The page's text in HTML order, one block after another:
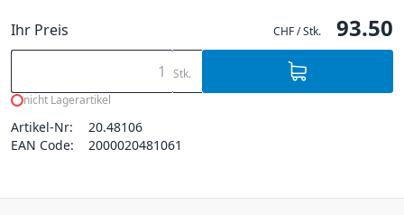
Ihr Preis CHF / Stk. 93.50
Stk.
nicht Lagerartikel
Artikel-Nr:
20.48106
EAN Code:
2000020481061